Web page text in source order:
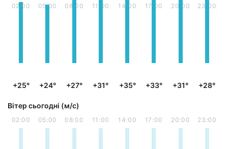
02:00
+25°
05:00
+24°
08:00
+27°
11:00
+31°
14:00
+35°
17:00
+33°
20:00
+31°
23:00
+28°
Вітер сьогодні (м/с)
02:00 05:00 08:00 11:00 14:00 17:00 20:00 23:00